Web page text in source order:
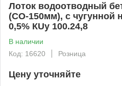
Лоток водоотводный
(СО-150мм), с чугунной
0,5% КUу 100.24,8
В наличии
Код: 16620
Розница
Цену уточняйте